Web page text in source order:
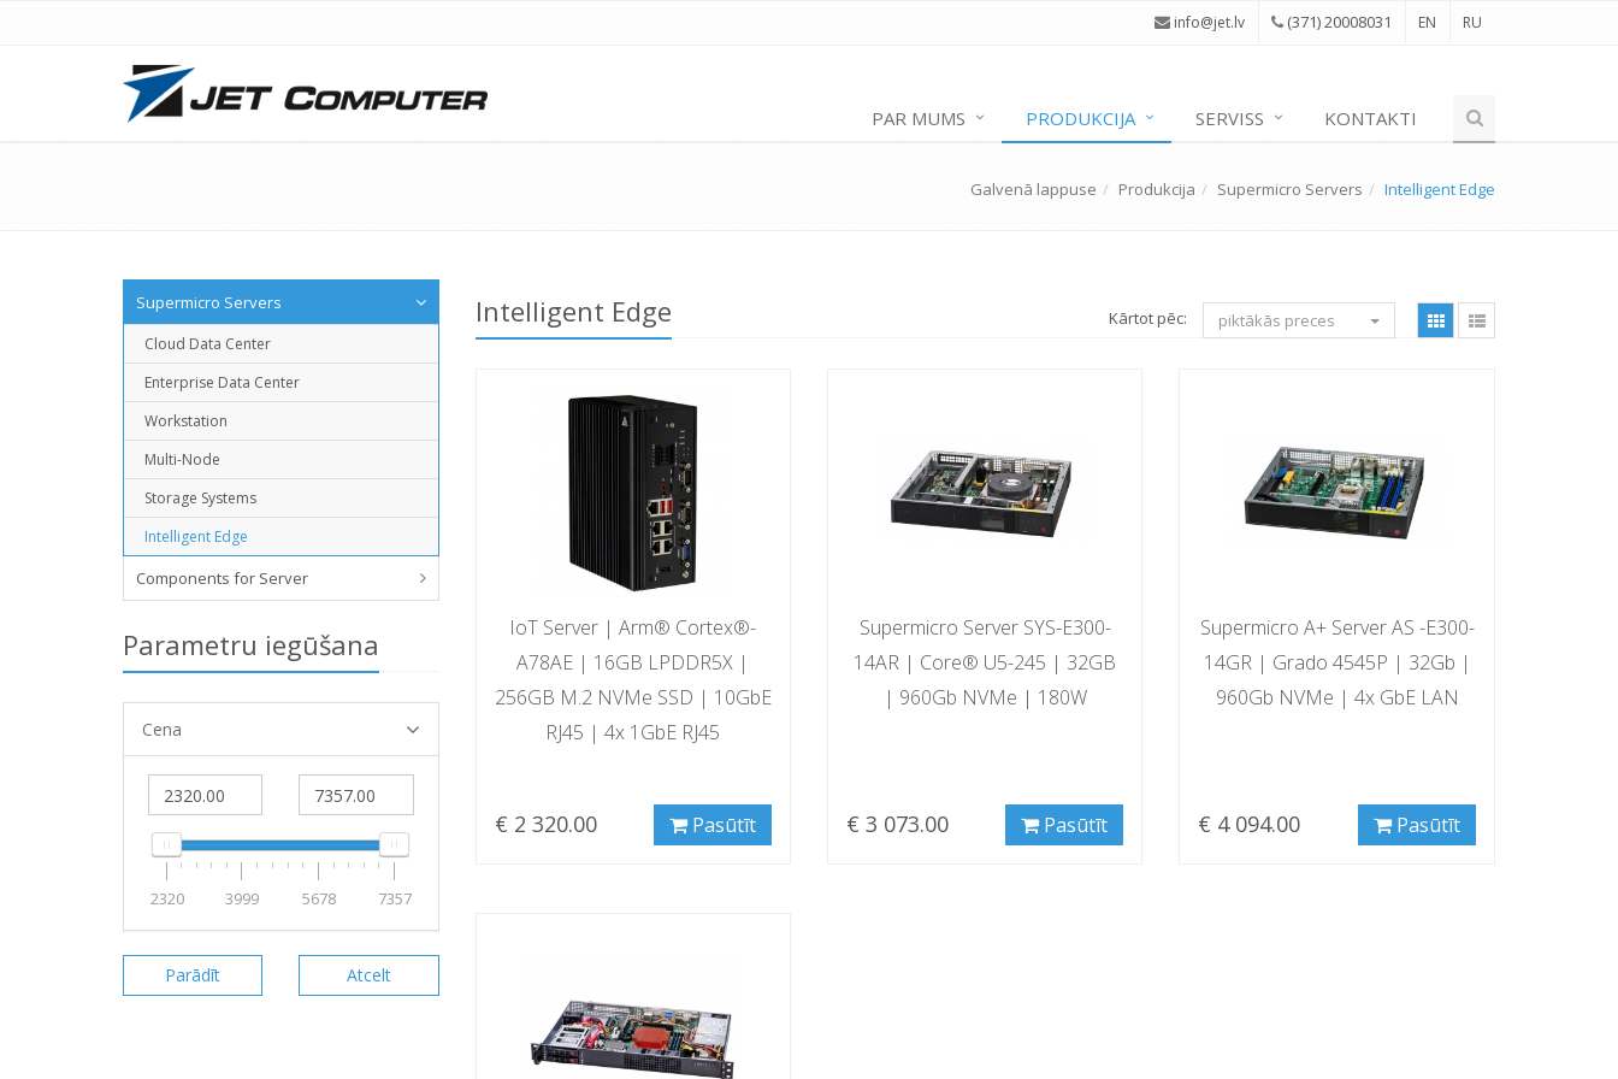
info@jet.lv (371) 20008031 EN RU
PAR MUMS PRODUKCIJA SERVISS KONTAKTI
Galvenā lappuse Produkcija Supermicro Servers Intelligent Edge
Supermicro Servers
Cloud Data Center
Enterprise Data Center
Workstation
Multi-Node
Storage Systems
Intelligent Edge
Components for Server
Parametru iegūšana
Cena
2320 3999 5678 7357
Intelligent Edge Kārtot pēc: piktākās preces
IoT Server | Arm® Cortex®-
A78AE | 16GB LPDDR5X |
256GB M.2 NVMe SSD | 10GbE
RJ45 | 4x 1GbE RJ45
€ 2 320.00 Pasūtīt
Supermicro Server SYS-E300-
14AR | Core® U5-245 | 32GB
| 960Gb NVMe | 180W
€ 3 073.00 Pasūtīt
Supermicro A+ Server AS -E300-
14GR | Grado 4545P | 32Gb |
960Gb NVMe | 4x GbE LAN
€ 4 094.00 Pasūtīt